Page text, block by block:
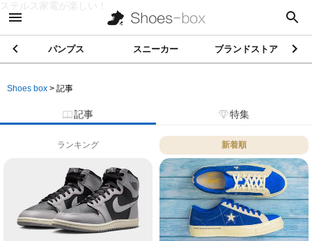
ステルス家電が楽しい！
パンプス スニーカー ブランドストア
Shoes box > 記事
記事 特集
ランキング 新着順